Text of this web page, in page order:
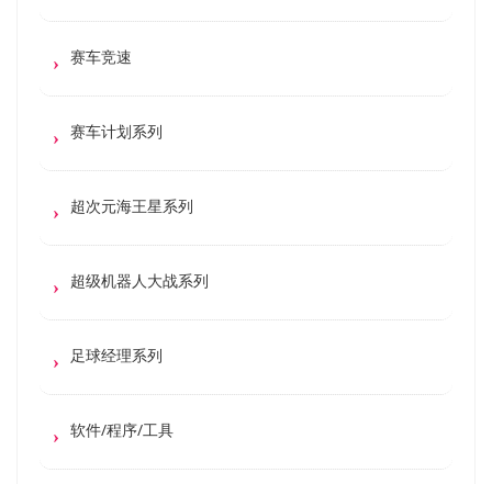
赛车竞速
赛车计划系列
超次元海王星系列
超级机器人大战系列
足球经理系列
软件/程序/工具